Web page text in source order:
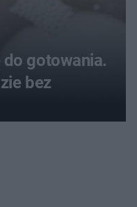
do gotowania.
bez